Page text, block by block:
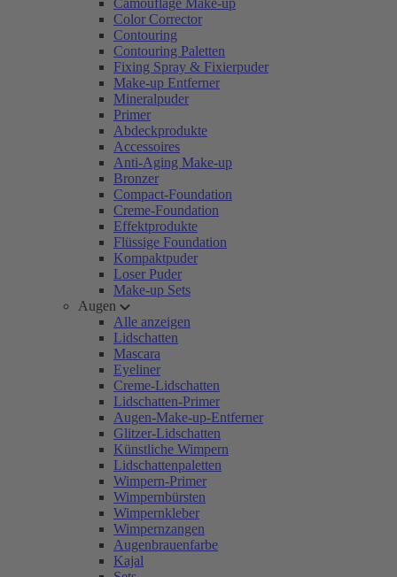
Camouflage Make-up
Color Corrector
Contouring
Contouring Paletten
Fixing Spray & Fixierpuder
Make-up Entferner
Mineralpuder
Primer
Abdeckprodukte
Accessoires
Anti-Aging Make-up
Bronzer
Compact-Foundation
Creme-Foundation
Effektprodukte
Flüssige Foundation
Kompaktpuder
Loser Puder
Make-up Sets
Augen
Alle anzeigen
Lidschatten
Mascara
Eyeliner
Creme-Lidschatten
Lidschatten-Primer
Augen-Make-up-Entferner
Glitzer-Lidschatten
Künstliche Wimpern
Lidschattenpaletten
Wimpern-Primer
Wimpernbürsten
Wimpernkleber
Wimpernzangen
Augenbrauenfarbe
Kajal